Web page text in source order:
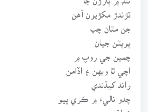
ٽڙندڙ مکڙيون آهن
جن مٿان چپ
پوپٽن جيان
اچي ٿا ويهن ۽ اڏامن
راند کيڏندي
چدو ناليءَ ۾ ڪري پيو
نه لڌو